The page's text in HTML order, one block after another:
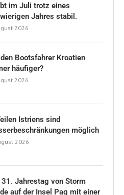
im Juli trotz eines
Jahres stabil.
2026
Bootsfahrer Kroatien
häufiger?
2026
Istriens sind
möglich
2026
31. Jahrestag von Storm
auf der Insel Pag mit einer